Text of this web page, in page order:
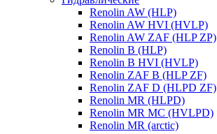
Renolin AW (HLP)
Renolin AW HVI (HVLP)
Renolin AW ZAF (HLP ZP)
Renolin B (HLP)
Renolin B HVI (HVLP)
Renolin ZAF B (HLP ZF)
Renolin ZAF D (HLPD ZF)
Renolin MR (HLPD)
Renolin MR MC (HVLPD)
Renolin MR (arctic)